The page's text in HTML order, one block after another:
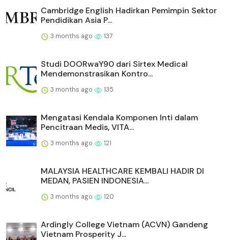
Cambridge English Hadirkan Pemimpin Sektor
Pendidikan Asia P...
3 months ago 137
Studi DOORwaY90 dari Sirtex Medical
Mendemonstrasikan Kontro...
3 months ago 135
Mengatasi Kendala Komponen Inti dalam
Pencitraan Medis, VITA...
3 months ago 121
MALAYSIA HEALTHCARE KEMBALI HADIR DI
MEDAN, PASIEN INDONESIA...
3 months ago 120
Ardingly College Vietnam (ACVN) Gandeng
Vietnam Prosperity J...